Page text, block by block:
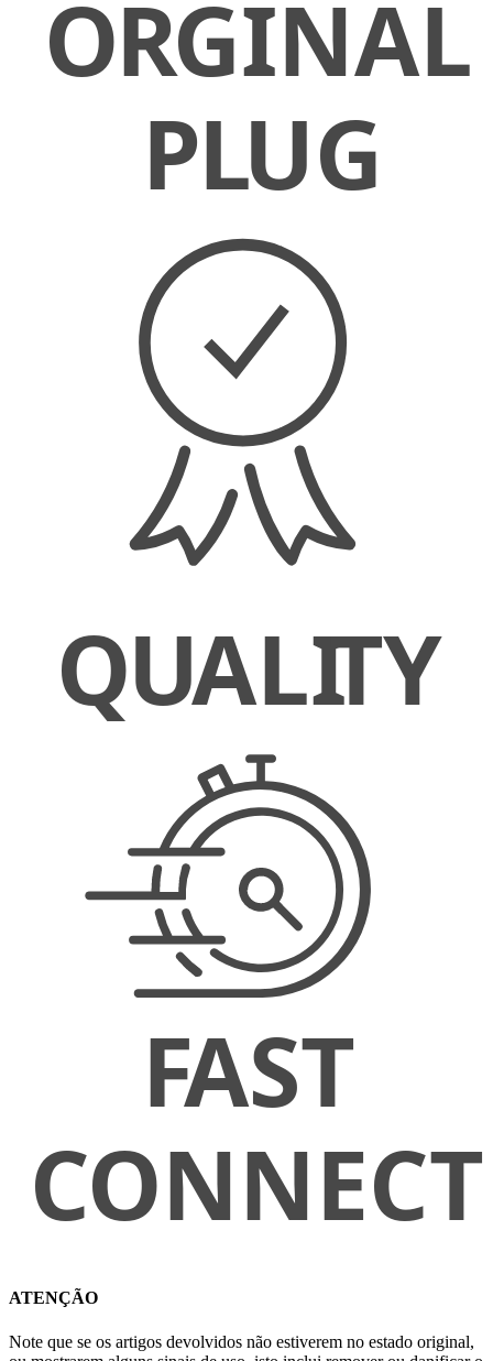
ATENÇÃO
Note que se os artigos devolvidos não estiverem no estado original,